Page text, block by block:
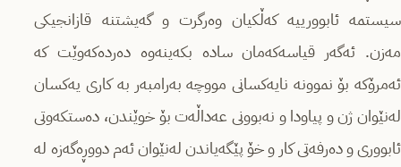
سیستمە ئابوورییە کەڵکیان وەرگرت و گەیشتنە قازانجیکی
مەزن. ئەگەر قیاسەکەمان سادە بکەینەوە دەردەکەوێت کە
ئەمرۆکە بۆ نموونە نایەکسانی مووچە بەرامبەر بە کاری یەکسان
لەنێوان ژن و پیاودا و نەبوونی عەداڵەت بۆ خوێندن، دەستکەوتی
ئابووری و دەرفەتی کار و خۆ پێگەیاندن لەنێوان ئەم دووڕەگەزە لە